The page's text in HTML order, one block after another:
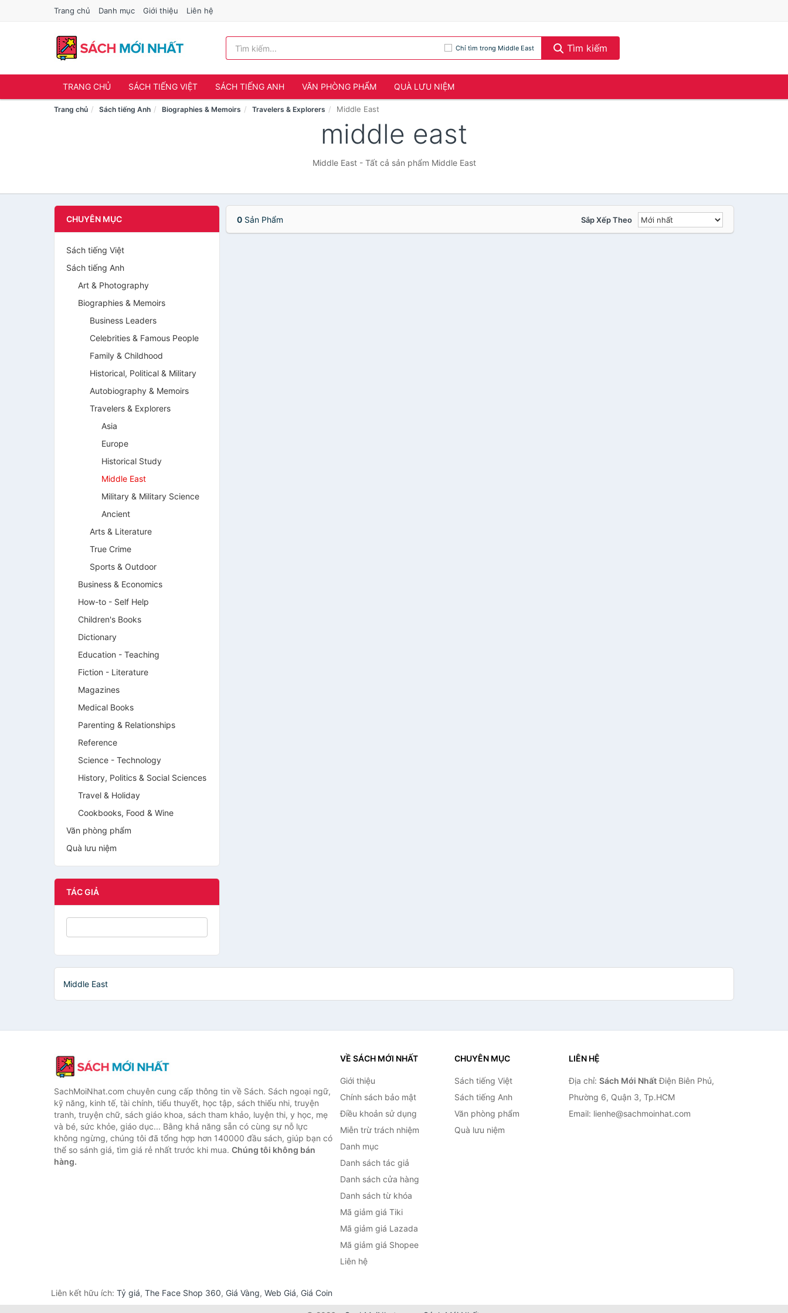
Trang chủ Danh mục Giới thiệu Liên hệ
Chỉ tìm trong Middle East Tìm kiếm
TRANG CHỦ SÁCH TIẾNG VIỆT SÁCH TIẾNG ANH VĂN PHÒNG PHẨM QUÀ LƯU NIỆM
Trang chủ Sách tiếng Anh Biographies & Memoirs Travelers & Explorers Middle East
middle east
Middle East - Tất cả sản phẩm Middle East
CHUYÊN MỤC
Sách tiếng Việt
Sách tiếng Anh
Art & Photography
Biographies & Memoirs
Business Leaders
Celebrities & Famous People
Family & Childhood
Historical, Political & Military
Autobiography & Memoirs
Travelers & Explorers
Asia
Europe
Historical Study
Middle East
Military & Military Science
Ancient
Arts & Literature
True Crime
Sports & Outdoor
Business & Economics
How-to - Self Help
Children's Books
Dictionary
Education - Teaching
Fiction - Literature
Magazines
Medical Books
Parenting & Relationships
Reference
Science - Technology
History, Politics & Social Sciences
Travel & Holiday
Cookbooks, Food & Wine
Văn phòng phẩm
Quà lưu niệm
TÁC GIẢ
0Sản Phẩm Sắp Xếp Theo
Middle East
SachMoiNhat.com chuyên cung cấp thông tin về Sách. Sách ngoại ngữ,
kỹ năng, kinh tế, tài chính, tiểu thuyết, học tập, sách thiếu nhi, truyện
tranh, truyện chữ, sách giáo khoa, sách tham khảo, luyện thi, y học, mẹ
và bé, sức khỏe, giáo dục... Bằng khả năng sẵn có cùng sự nỗ lực
không ngừng, chúng tôi đã tổng hợp hơn 140000 đầu sách, giúp bạn có
thể so sánh giá, tìm giá rẻ nhất trước khi mua. Chúng tôi không bán
hàng.
VỀ SÁCH MỚI NHẤT
Giới thiệu
Chính sách bảo mật
Điều khoản sử dụng
Miễn trừ trách nhiệm
Danh mục
Danh sách tác giả
Danh sách cửa hàng
Danh sách từ khóa
Mã giảm giá Tiki
Mã giảm giá Lazada
Mã giảm giá Shopee
Liên hệ
CHUYÊN MỤC
Sách tiếng Việt
Sách tiếng Anh
Văn phòng phẩm
Quà lưu niệm
LIÊN HỆ
Địa chỉ: Sách Mới NhấtĐiện Biên Phủ,
Phường 6, Quận 3, Tp.HCM
Email: lienhe@sachmoinhat.com
Liên kết hữu ích: Tỷ giá, The Face Shop 360, Giá Vàng, Web Giá, Giá Coin